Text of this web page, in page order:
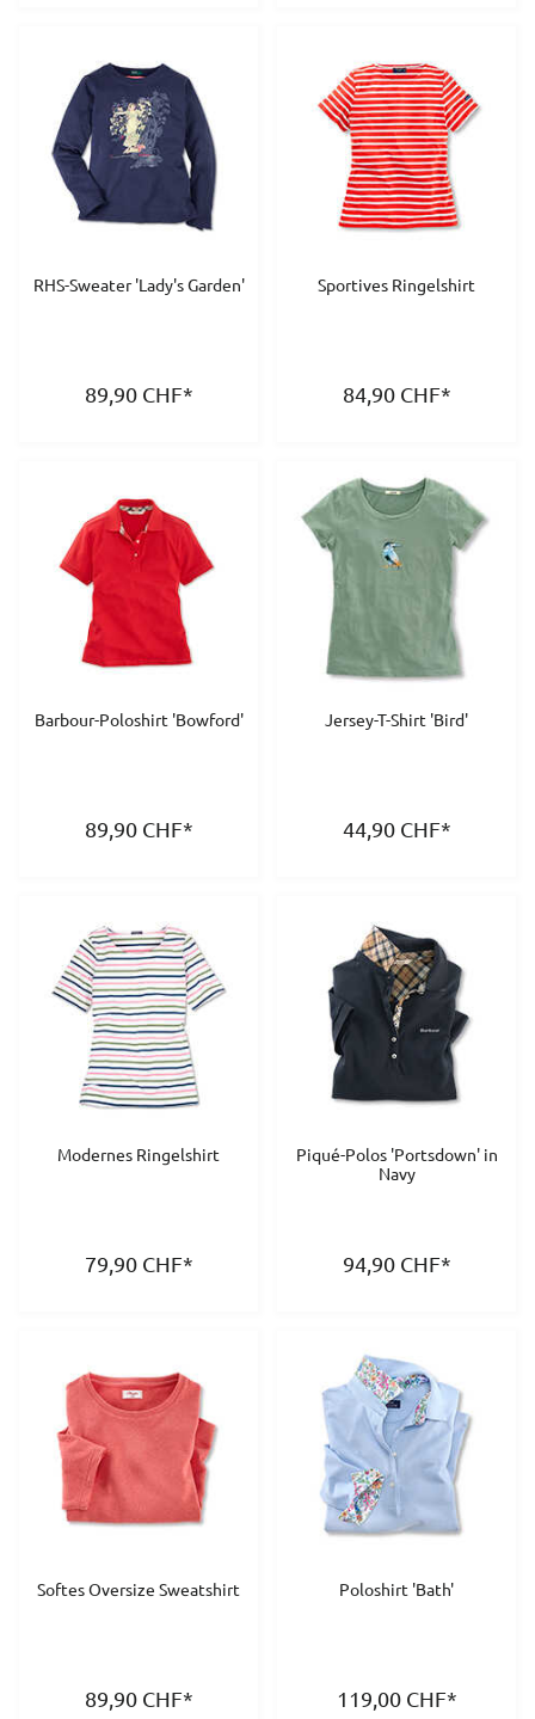
RHS-Sweater 'Lady's Garden'
89,90CHF*
Sportives Ringelshirt
84,90CHF*
Barbour-Poloshirt 'Bowford'
89,90CHF*
Jersey-T-Shirt 'Bird'
44,90CHF*
Modernes Ringelshirt
79,90CHF*
Piqué-Polos 'Portsdown' in
Navy
94,90CHF*
Softes Oversize Sweatshirt
89,90CHF*
Poloshirt 'Bath'
119,00CHF*